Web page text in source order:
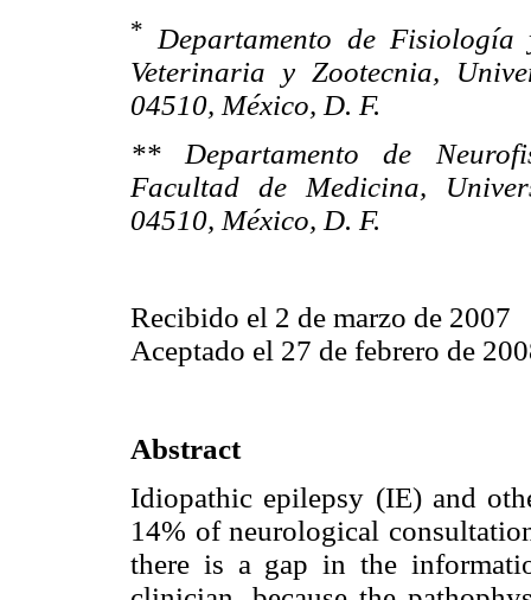
*
Departamento de
Veterinaria y Zootecnia,
04510, México, D. F.
** Departamento de
Facultad de Medicina,
04510, México, D. F.
Recibido el 2 de marzo de 2007
Aceptado el 27 de febrero de
Abstract
Idiopathic epilepsy (IE) and
14% of neurological
there is a gap in the